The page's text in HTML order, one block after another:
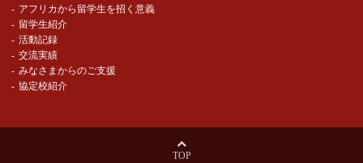
アフリカから留学生を招く意義
留学生紹介
活動記録
交流実績
みなさまからのご支援
協定校紹介
TOP